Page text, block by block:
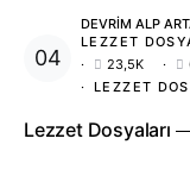
DEVRIM ALP
LEZZET
23,5K
LEZZET
Lezzet Dosyaları